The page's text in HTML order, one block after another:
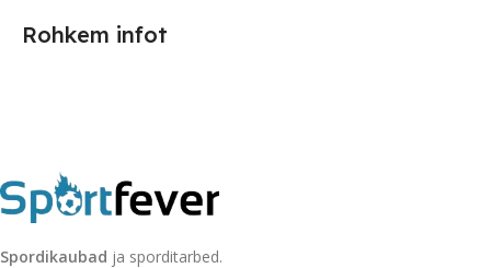
Rohkem infot
Spordikaubad ja sporditarbed.